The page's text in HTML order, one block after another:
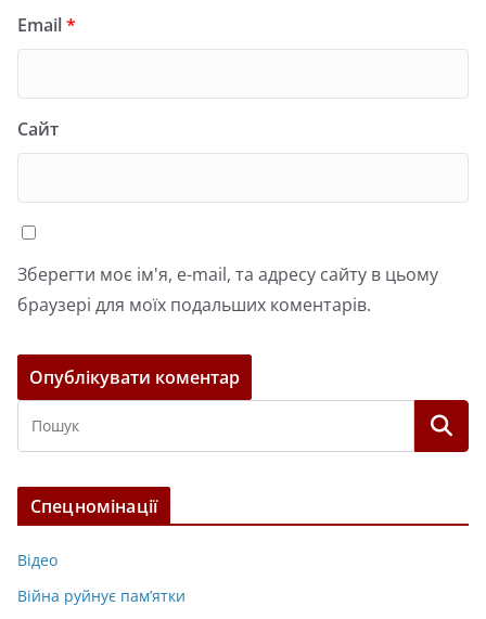
Email*
Сайт
Зберегти моє ім'я, e-mail, та адресу сайту в цьому
браузері для моїх подальших коментарів.
Спецномінації
Відео
Війна руйнує пам’ятки